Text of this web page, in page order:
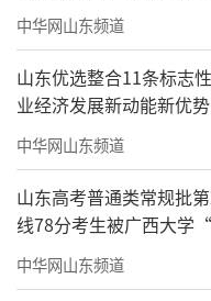
中华网山东频道
山东优选整合11条标志
业经济发展新动能新优势
中华网山东频道
山东高考普通类常规批
线78分考生被广西大学
中华网山东频道